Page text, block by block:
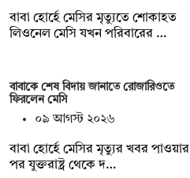
বাবা হোর্হে মেসির মৃত্যুতে শোকাহত
লিওনেল মেসি যখন পরিবারের …
বাবাকে শেষ বিদায় জানাতে রোজারিওতে
ফিরলেন মেসি
০৯ আগস্ট ২০২৬
বাবা হোর্হে মেসির মৃত্যুর খবর পাওয়ার
পর যুক্তরাষ্ট্র থেকে দ…